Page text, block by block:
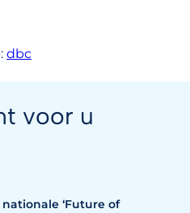
dbc
voor u
nationale ‘Future of